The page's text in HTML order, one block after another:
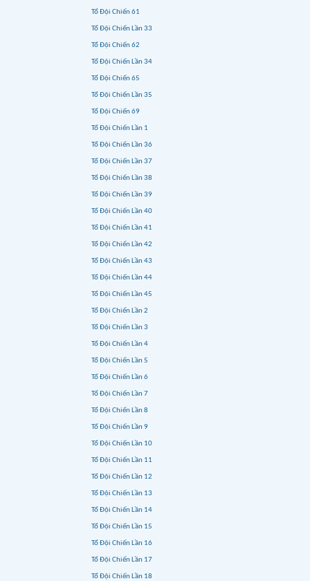
Tổ Đội Chiến 61
Tổ Đội Chiến Lần 33
Tổ Đội Chiến 62
Tổ Đội Chiến Lần 34
Tổ Đội Chiến 65
Tổ Đội Chiến Lần 35
Tổ Đội Chiến 69
Tổ Đội Chiến Lần 1
Tổ Đội Chiến Lần 36
Tổ Đội Chiến Lần 37
Tổ Đội Chiến Lần 38
Tổ Đội Chiến Lần 39
Tổ Đội Chiến Lần 40
Tổ Đội Chiến Lần 41
Tổ Đội Chiến Lần 42
Tổ Đội Chiến Lần 43
Tổ Đội Chiến Lần 44
Tổ Đội Chiến Lần 45
Tổ Đội Chiến Lần 2
Tổ Đội Chiến Lần 3
Tổ Đội Chiến Lần 4
Tổ Đội Chiến Lần 5
Tổ Đội Chiến Lần 6
Tổ Đội Chiến Lần 7
Tổ Đội Chiến Lần 8
Tổ Đội Chiến Lần 9
Tổ Đội Chiến Lần 10
Tổ Đội Chiến Lần 11
Tổ Đội Chiến Lần 12
Tổ Đội Chiến Lần 13
Tổ Đội Chiến Lần 14
Tổ Đội Chiến Lần 15
Tổ Đội Chiến Lần 16
Tổ Đội Chiến Lần 17
Tổ Đội Chiến Lần 18